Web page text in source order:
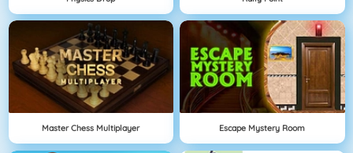
Master Chess Multiplayer Escape Mystery Room